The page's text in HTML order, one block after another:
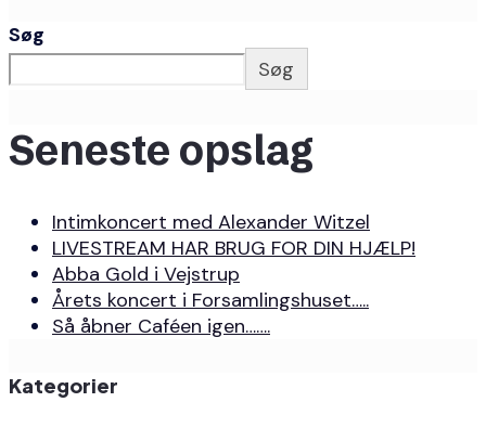
Søg
Søg
Seneste opslag
Intimkoncert med Alexander Witzel
LIVESTREAM HAR BRUG FOR DIN HJÆLP!
Abba Gold i Vejstrup
Årets koncert i Forsamlingshuset…..
Så åbner Caféen igen…….
Kategorier